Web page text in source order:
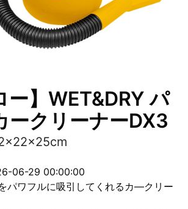
ー】WET&DRY パ
ークリーナーDX3
06-29 00:00:00
パワフルに吸引してくれるカ―クリー